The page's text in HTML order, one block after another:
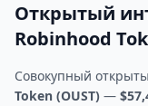
Открытый
Robinhood
Совокупный
Token (OUST) —